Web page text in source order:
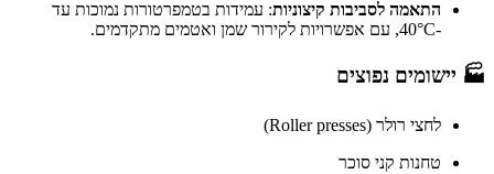
התאמה לסביבות קיצוניות: עמידות בטמפרטורות נמוכות עד
-40°C, עם אפשרויות לקירור שמן ואטמים מתקדמים.​
🏭 יישומים נפוצים
לחצי רולר (Roller presses)
טחנות קני סוכר